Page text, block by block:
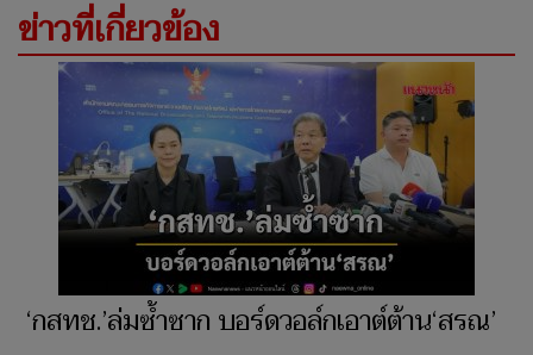
ข่าวที่เกี่ยวข้อง
‘กสทช.’ล่มซ้ำซาก บอร์ดวอล์กเอาต์ต้าน‘สรณ’